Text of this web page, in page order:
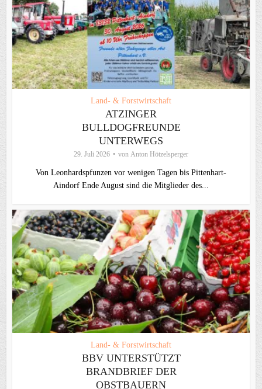
Land- & Forstwirtschaft
ATZINGER
BULLDOGFREUNDE
UNTERWEGS
29. Juli 2026 von Anton Hötzelsperger
Von Leonhardspfunzen vor wenigen Tagen bis Pittenhart-
Aindorf Ende August sind die Mitglieder des...
Land- & Forstwirtschaft
BBV UNTERSTÜTZT
BRANDBRIEF DER
OBSTBAUERN